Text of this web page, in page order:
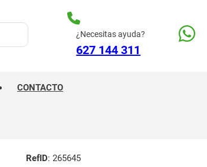
¿Necesitas ayuda?
627 144 311
CONTACTO
RefID: 265645